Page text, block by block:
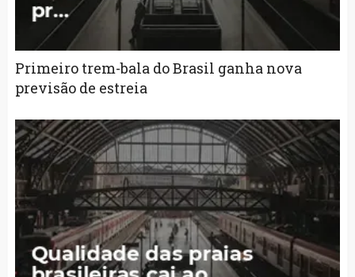
Primeiro trem-bala do Brasil ganha nova
previsão de estreia